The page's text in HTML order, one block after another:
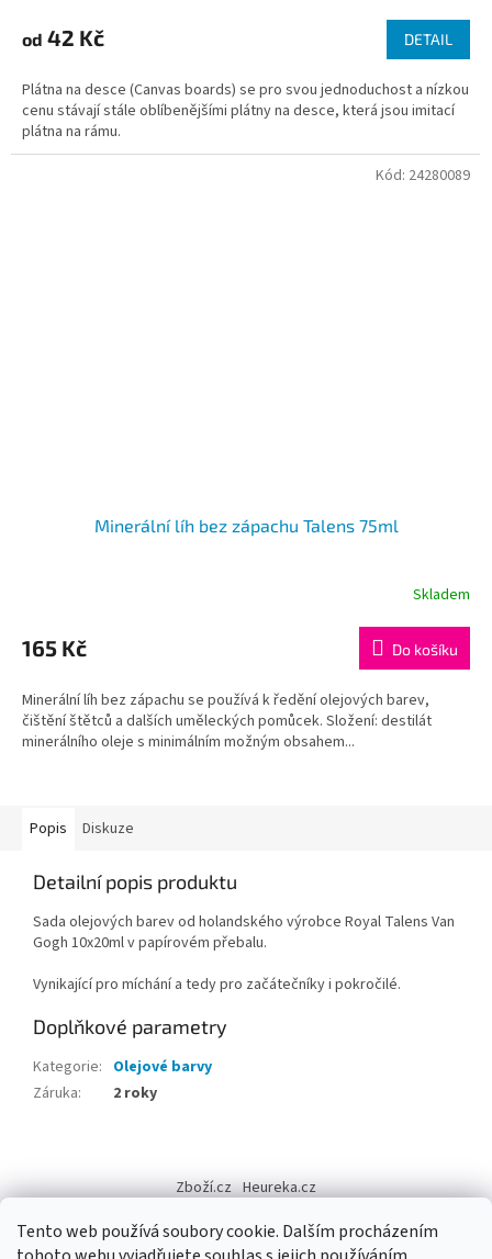
Tento web používá soubory cookie. Dalším procházením
od 42 Kč DETAIL
Plátna na desce (Canvas boards) se pro svou jednoduchost a nízkou
cenu stávají stále oblíbenějšími plátny na desce, která jsou imitací
plátna na rámu.
Minerální líh bez zápachu Talens 75ml
Skladem
165 Kč Do košíku
Minerální líh bez zápachu se používá k ředění olejových barev,
čištění štětců a dalších uměleckých pomůcek. Složení: destilát
minerálního oleje s minimálním možným obsahem...
Kód: 24280089
Popis Diskuze
Detailní popis produktu
Sada olejových barev od holandského výrobce Royal Talens Van
Gogh 10x20ml v papírovém přebalu.
Vynikající pro míchání a tedy pro začátečníky i pokročilé.
Doplňkové parametry
Kategorie: Olejové barvy
Záruka: 2 roky
p
Zboží.cz Heureka.cz